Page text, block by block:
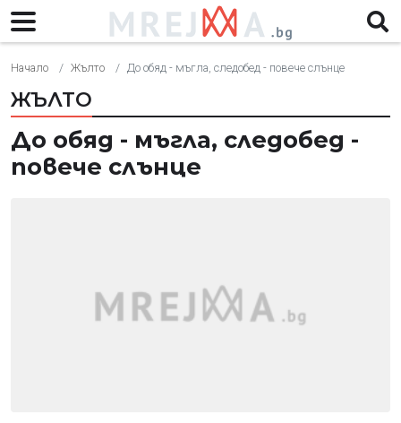
Начало Жълто До обяд - мъгла, следобед - повече слънце
ЖЪЛТО
До обяд - мъгла, следобед -
повече слънце